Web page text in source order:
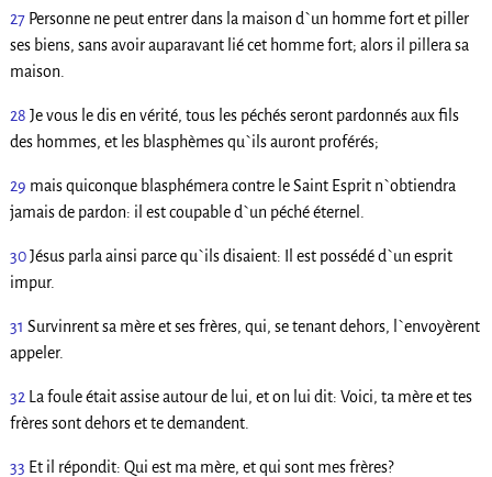
27 Personne ne peut entrer dans la maison d`un homme fort et piller
ses biens, sans avoir auparavant lié cet homme fort; alors il pillera sa
maison.
28 Je vous le dis en vérité, tous les péchés seront pardonnés aux fils
des hommes, et les blasphèmes qu`ils auront proférés;
29 mais quiconque blasphémera contre le Saint Esprit n`obtiendra
jamais de pardon: il est coupable d`un péché éternel.
30Jésus parla ainsi parce qu`ils disaient: Il est possédé d`un esprit
impur.
31 Survinrent sa mère et ses frères, qui, se tenant dehors, l`envoyèrent
appeler.
32
La foule était assise autour de lui, et on lui dit: Voici, ta mère et tes
frères sont dehors et te demandent.
33 Et il répondit: Qui est ma mère, et qui sont mes frères?